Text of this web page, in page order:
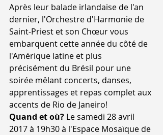
Après leur balade irlandaise de l'an
dernier, l'Orchestre d'Harmonie de
Saint-Priest et son Chœur vous
embarquent cette année du côté de
l'Amérique latine et plus
précisément du Brésil pour une
soirée mêlant concerts, danses,
apprentissages et repas complet aux
accents de Rio de Janeiro!
Quand et où? Le samedi 28 avril
2017 à 19h30 à l'Espace Mosaïque de